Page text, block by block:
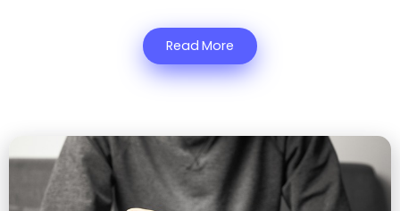
Read More